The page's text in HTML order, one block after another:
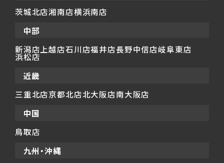
茨城北店湘南店横浜南店
中部
新潟店 上越店石川店福井店長野中信店岐阜東店
浜松店
近畿
三重北店京都北店北大阪店南大阪店
中国
鳥取店
九州・沖縄